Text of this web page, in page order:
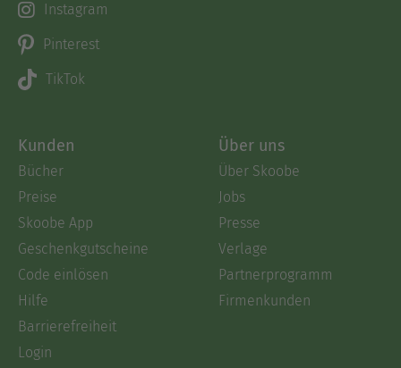
Instagram
Pinterest
TikTok
Kunden
Bücher
Preise
Skoobe App
Geschenkgutscheine
Code einlösen
Hilfe
Barrierefreiheit
Login
Über uns
Über Skoobe
Jobs
Presse
Verlage
Partnerprogramm
Firmenkunden